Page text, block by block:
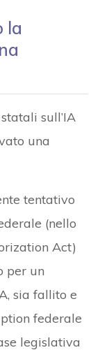
la
sull’IA
una
tentativo
(nello
Act)
per un
sia fallito e
federale
legislativa